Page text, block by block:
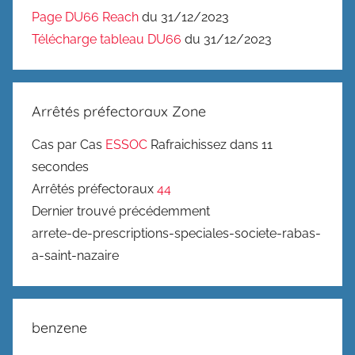
Page DU66 Reach du 31/12/2023
Télécharge tableau DU66 du 31/12/2023
Arrêtés préfectoraux Zone
Cas par Cas ESSOC Rafraichissez dans 11
secondes
Arrêtés préfectoraux 44
Dernier trouvé précédemment
arrete-de-prescriptions-speciales-societe-rabas-
a-saint-nazaire
benzene